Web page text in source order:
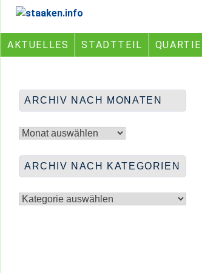
Skip
content
Ein Projekt des Gemeinwesenvereins Heerstraße Nord
AKTUELLES STADTTEIL
ARCHIV NACH MONATEN
nach
ARCHIV NACH KATEGORIEN
nach